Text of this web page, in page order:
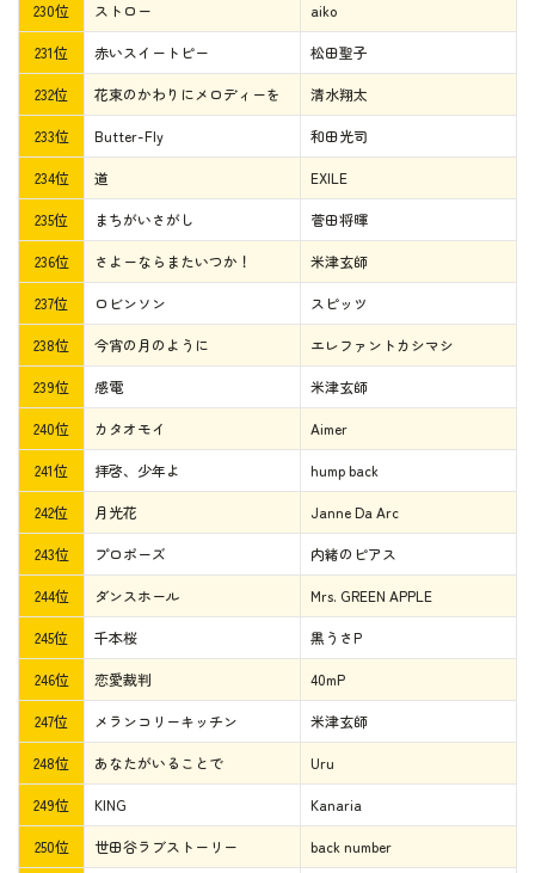
230位 ストロー aiko
231位 赤いスイートピー 松田聖子
232位 花束のかわりにメロディーを 清水翔太
233位 Butter-Fly 和田光司
234位 道 EXILE
235位 まちがいさがし 菅田将暉
236位 さよーならまたいつか！ 米津玄師
237位 ロビンソン スピッツ
238位 今宵の月のように エレファントカシマシ
239位 感電 米津玄師
240位 カタオモイ Aimer
241位 拝啓、少年よ hump back
242位 月光花 Janne Da Arc
243位 プロポーズ 内緒のピアス
244位 ダンスホール Mrs. GREEN APPLE
245位 千本桜 黒うさP
246位 恋愛裁判 40mP
247位 メランコリーキッチン 米津玄師
248位 あなたがいることで Uru
249位 KING Kanaria
250位 世田谷ラブストーリー back number